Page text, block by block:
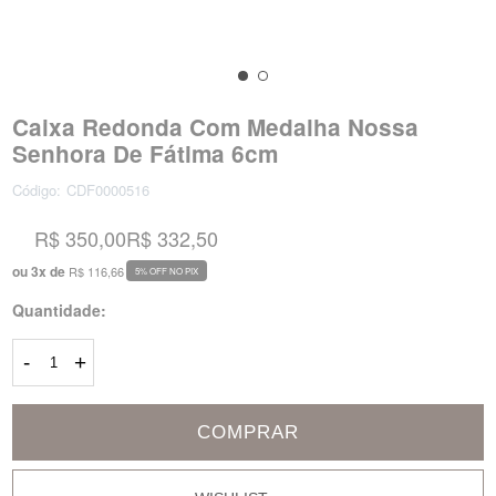
Caixa Redonda Com Medalha Nossa
Senhora De Fátima 6cm
Código: CDF0000516
R$ 350,00
ou3x de R$ 116,66
R$ 332,50
5% OFF NO PIX
Quantidade:
- +
COMPRAR